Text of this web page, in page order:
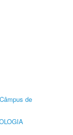
de